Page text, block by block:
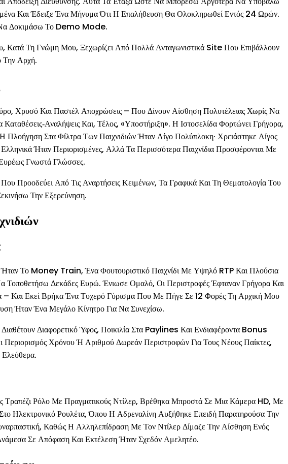
Και Έδειξε Ένα Μήνυμα Ότι Η Επαλήθευση Θα Ολοκληρωθεί Εντός 24 Ωρών.
Να Δοκιμάσω Το Demo Mode.
Τη Γνώμη Μου, Ξεχωρίζει Από Πολλά Ανταγωνιστικά Site Που Επιβάλλουν
Την Αρχή.
Χρυσό Και Παστέλ Αποχρώσεις – Που Δίνουν Αίσθηση Πολυτέλειας Χωρίς Να
Και, Τέλος, «Υποστήριξη». Η Ιστοσελίδα Φορτώνει Γρήγορα,
Στα Φίλτρα Των Παιχνιδιών Ήταν Λίγο Πολύπλοκη· Χρειάστηκε Λίγος
Ήταν Περιορισμένες, Αλλά Τα Περισσότερα Παιχνίδια Προσφέρονται Με
Γνωστά Γλώσσες.
Προοδεύει Από Τις Αναρτήσεις Κειμένων, Τα Γραφικά Και Τη Θεματολογία Του
Την Εξερεύνηση.
Το Money Train, Ένα Φουτουριστικό Παιχνίδι Με Υψηλό RTP Και Πλούσια
Δεκάδες Ευρώ. Ένιωσε Ομαλό, Οι Περιστροφές Έφταναν Γρήγορα Και
Εκεί Βρήκα Ένα Τυχερό Γύρισμα Που Με Πήγε Σε 12 Φορές Τη Αρχική Μου
Ήταν Ένα Μεγάλο Κίνητρο Για Να Συνεχίσω.
Διαφορετικό Ύφος, Ποικιλία Στα Paylines Και Ενδιαφέροντα Bonus
Χρόνου Ή Αριθμού Δωρεάν Περιστροφών Για Τους Νέους Παίκτες,
Ελεύθερα.
Τραπέζι Ρόλο Με Πραγματικούς Ντίλερ, Βρέθηκα Μπροστά Σε Μια Κάμερα HD, Με
Ηλεκτρονικό Ρουλέτα, Όπου Η Αδρεναλίνη Αυξήθηκε Επειδή Παρατηρούσα Την
Καθώς Η Αλληλεπίδραση Με Τον Ντίλερ Δίμαζε Την Αίσθηση Ενός
Σε Απόφαση Και Εκτέλεση Ήταν Σχεδόν Αμελητέο.